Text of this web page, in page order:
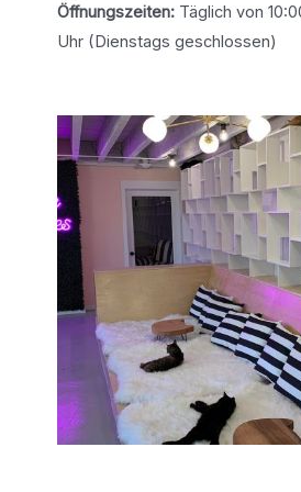
Öffnungszeiten:Täglich von
Uhr (Dienstags geschlossen)